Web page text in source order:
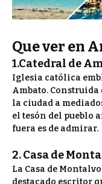
Que ver en
1.Catedral de
Iglesia católica
Ambato. Construida
la ciudad a
el tesón del pueblo
fuera es de admirar.
2. Casa de
La Casa de
destacado escritor